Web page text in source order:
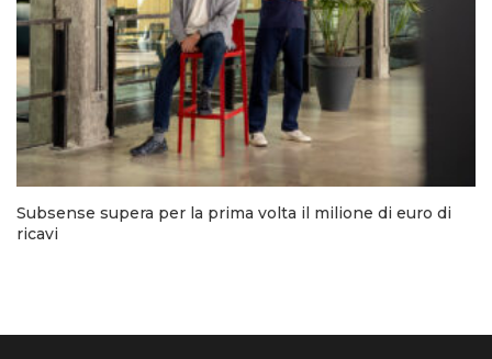
Subsense supera per la prima volta il milione di euro di
ricavi